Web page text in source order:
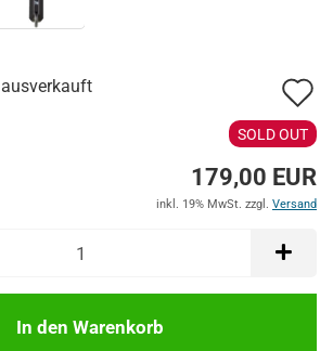
ausverkauft
SOLD OUT
179,00 EUR
inkl. 19% MwSt. zzgl. Versand
In den Warenkorb